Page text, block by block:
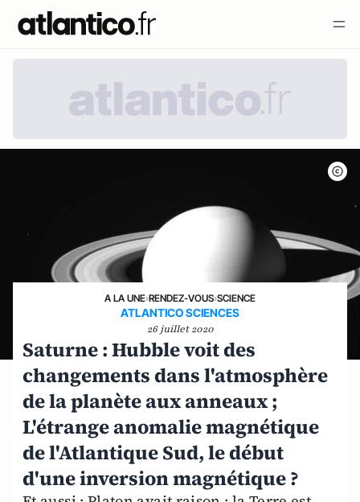
A LA UNE›RENDEZ-VOUS›SCIENCE
ATLANTICO SCIENCES
26 juillet 2020
Saturne : Hubble voit des
changements dans l'atmosphère
de la planète aux anneaux ;
L'étrange anomalie magnétique
de l'Atlantique Sud, le début
d'une inversion magnétique ?